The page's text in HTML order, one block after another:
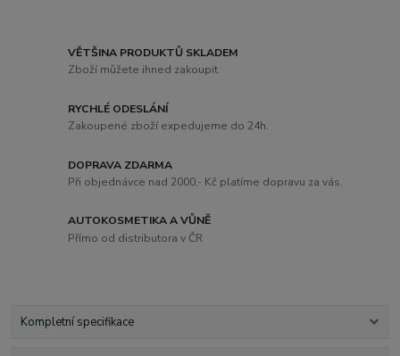
VĚTŠINA PRODUKTŮ SKLADEM
Zboží můžete ihned zakoupit.
RYCHLÉ ODESLÁNÍ
Zakoupené zboží expedujeme do 24h.
DOPRAVA ZDARMA
Při objednávce nad 2000,- Kč platíme dopravu za vás.
AUTOKOSMETIKA A VŮNĚ
Přímo od distributora v ČR
Kompletní specifikace